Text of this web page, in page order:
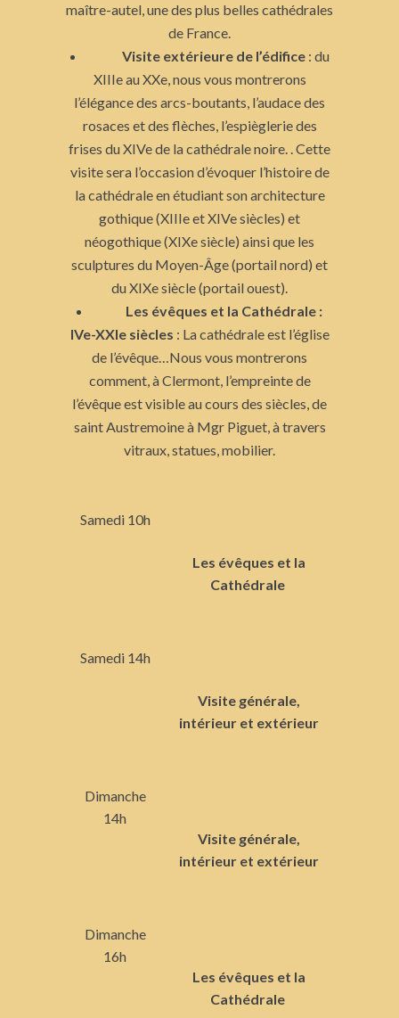
maître-autel, une des plus belles cathédrales
de France.
Visite extérieure de l’édifice : du
XIIIe au XXe, nous vous montrerons
l’élégance des arcs-boutants, l’audace des
rosaces et des flèches, l’espièglerie des
frises du XIVe de la cathédrale noire. . Cette
visite sera l’occasion d’évoquer l’histoire de
la cathédrale en étudiant son architecture
gothique (XIIIe et XIVe siècles) et
néogothique (XIXe siècle) ainsi que les
sculptures du Moyen-Âge (portail nord) et
du XIXe siècle (portail ouest).
Les évêques et la Cathédrale :
IVe-XXIe siècles : La cathédrale est l’église
de l’évêque…Nous vous montrerons
comment, à Clermont, l’empreinte de
l’évêque est visible au cours des siècles, de
saint Austremoine à Mgr Piguet, à travers
vitraux, statues, mobilier.
Samedi 10h
Les évêques et la
Cathédrale
Samedi 14h
Visite générale,
intérieur et extérieur
Dimanche
14h
Visite générale,
intérieur et extérieur
Dimanche
16h
Les évêques et la
Cathédrale